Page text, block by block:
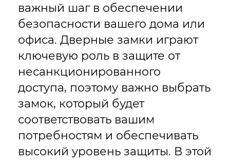
важный шаг в обеспечении
безопасности вашего дома или
офиса. Дверные замки играют
ключевую роль в защите от
несанкционированного
доступа, поэтому важно выбрать
замок, который будет
соответствовать вашим
потребностям и обеспечивать
высокий уровень защиты. В этой